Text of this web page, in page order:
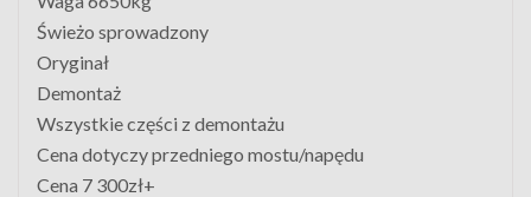
Świeżo sprowadzony
Oryginał
Demontaż
Wszystkie części z demontażu
Cena dotyczy przedniego mostu/napędu
Cena 7 300zł+